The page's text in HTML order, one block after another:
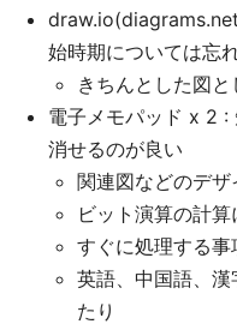
始時期については忘
きちんとした図
電子メモパッド x 2 :
消せるのが良い
関連図などのデザ
ビット演算の計算
すぐに処理する事
英語、中国語、
たり